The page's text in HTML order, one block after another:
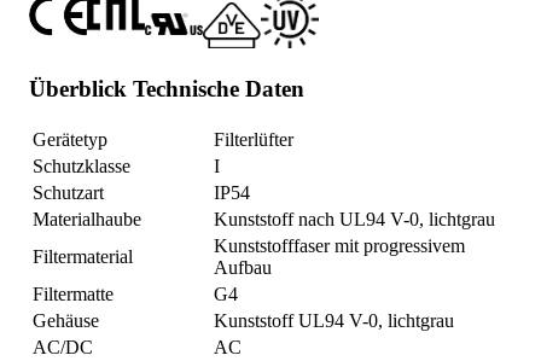
Überblick Technische Daten
Gerätetyp
Filterlüfter
Schutzklasse
I
Schutzart
IP54
Materialhaube
Kunststoff nach UL94 V-0, lichtgrau
Filtermaterial
Kunststofffaser mit progressivem
Aufbau
Filtermatte
G4
Gehäuse
Kunststoff UL94 V-0, lichtgrau
AC/DC
AC